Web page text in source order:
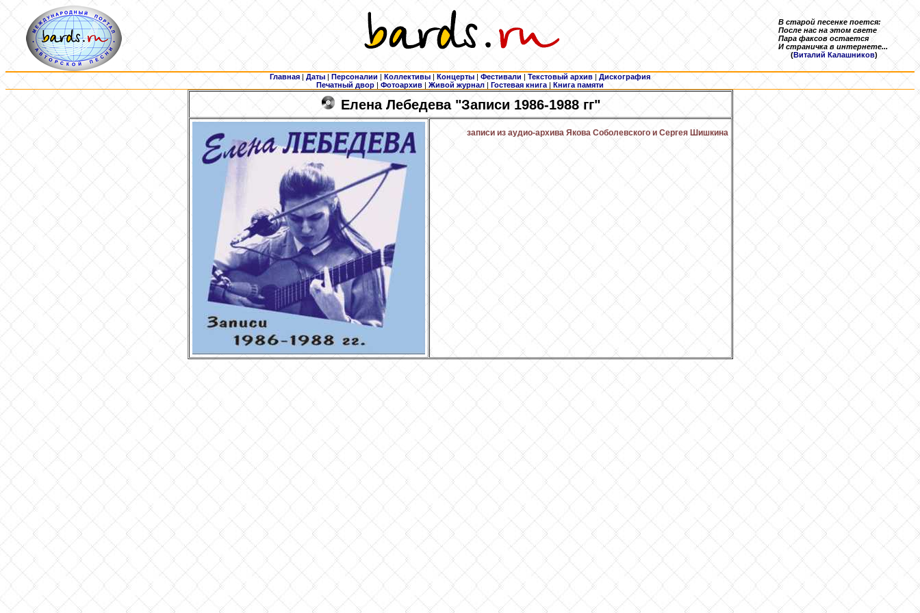
В старой песенке поется:
После нас на этом свете
Пара факсов остается
И страничка в интернете...
(Виталий Калашников)
Главная| Даты| Персоналии | Коллективы | Концерты | Фестивали | Текстовый архив | Дискография
Печатный двор | Фотоархив | Живой журнал | Гостевая книга | Книга памяти
Елена Лебедева "Записи 1986-1988 гг"
записи из аудио-архива Якова Соболевского и Сергея Шишкина